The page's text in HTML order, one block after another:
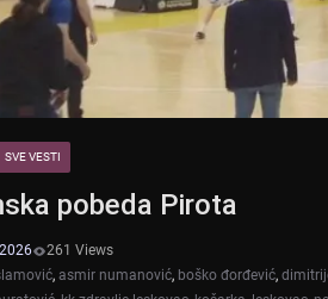
SVE VESTI
pobeda Pirota
261 Views
, asmir numanović, boško đorđević,